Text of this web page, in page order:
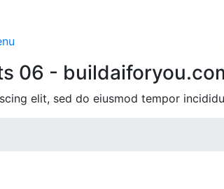
06 -
elit, sed do eiusmod tempor